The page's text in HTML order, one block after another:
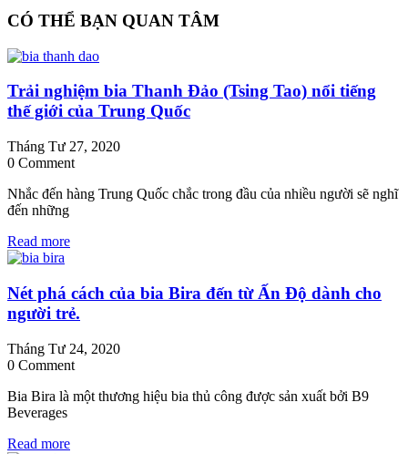
CÓ THỂ BẠN QUAN TÂM
Trải nghiệm bia Thanh Đảo (Tsing Tao) nổi tiếng
thế giới của Trung Quốc
Tháng Tư 27, 2020
0 Comment
Nhắc đến hàng Trung Quốc chắc trong đầu của nhiều người sẽ nghĩ
đến những
Read more
Nét phá cách của bia Bira đến từ Ấn Độ dành cho
người trẻ.
Tháng Tư 24, 2020
0 Comment
Bia Bira là một thương hiệu bia thủ công được sản xuất bởi B9
Beverages
Read more